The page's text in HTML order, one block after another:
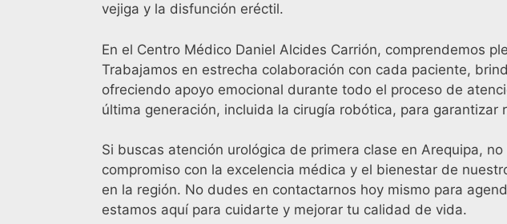
vejiga y la disfunción eréctil.
En el Centro Médico Daniel Alcides Carrión, comprendemos
Trabajamos en estrecha colaboración con cada paciente,
ofreciendo apoyo emocional durante todo el proceso de
última generación, incluida la cirugía robótica, para
Si buscas atención urológica de primera clase en Arequipa,
compromiso con la excelencia médica y el bienestar de
en la región. No dudes en contactarnos hoy mismo para
estamos aquí para cuidarte y mejorar tu calidad de vida.